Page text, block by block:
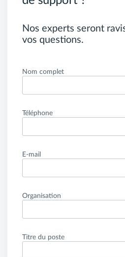
Nos experts seront
vos questions.
Nom complet
Téléphone
E-mail
Organisation
Titre du poste